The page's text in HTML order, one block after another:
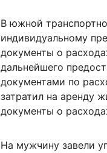
В южной
индивидуальному
документы о
дальнейшего
документами по
затратил на аренду
документы о
На мужчину завели